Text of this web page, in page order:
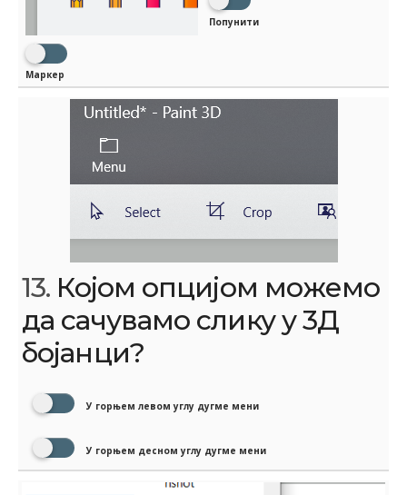
Маркер
Попунити
13. Којом опцијом можемо
да сачувамо слику у 3Д
бојанци?
У горњем левом углу дугме мени
У горњем десном углу дугме мени